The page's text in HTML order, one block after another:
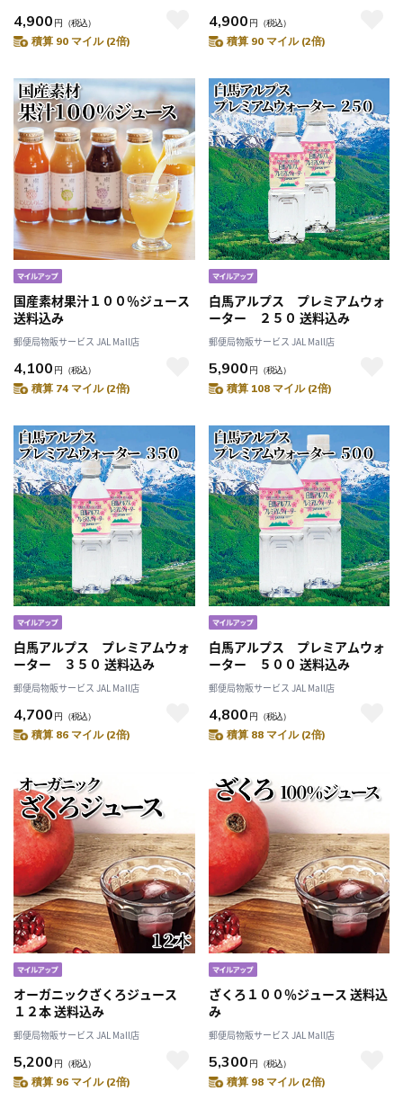
4,900 円 （税込）
積算 90 マイル (2倍)
4,900 円 （税込）
積算 90 マイル (2倍)
国産素材果汁１００％ジュース
送料込み
郵便局物販サービス JAL Mall店
4,100 円 （税込）
積算 74 マイル (2倍)
白馬アルプス プレミアムウォ
ーター ２５０ 送料込み
郵便局物販サービス JAL Mall店
5,900 円 （税込）
積算 108 マイル (2倍)
白馬アルプス プレミアムウォ
ーター ３５０ 送料込み
郵便局物販サービス JAL Mall店
4,700 円 （税込）
積算 86 マイル (2倍)
白馬アルプス プレミアムウォ
ーター ５００ 送料込み
郵便局物販サービス JAL Mall店
4,800 円 （税込）
積算 88 マイル (2倍)
オーガニックざくろジュース
１２本 送料込み
郵便局物販サービス JAL Mall店
5,200 円 （税込）
積算 96 マイル (2倍)
ざくろ１００％ジュース 送料込
み
郵便局物販サービス JAL Mall店
5,300 円 （税込）
積算 98 マイル (2倍)